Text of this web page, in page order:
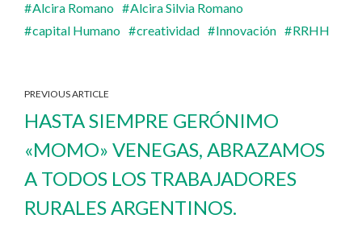
Alcira Romano
Alcira Silvia Romano
capital Humano
creatividad Innovación RRHH
PREVIOUS ARTICLE
HASTA SIEMPRE GERÓNIMO
«MOMO» VENEGAS, ABRAZAMOS
A TODOS LOS TRABAJADORES
RURALES ARGENTINOS.